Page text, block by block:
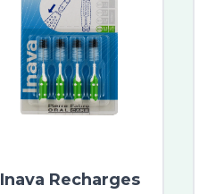
Inava Recharges